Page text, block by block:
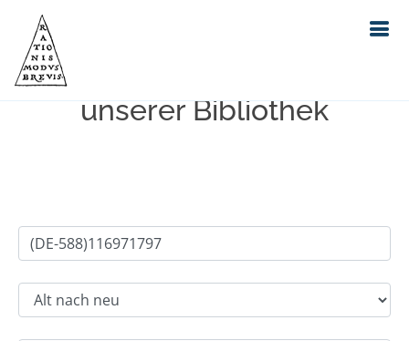
Einfache Suche im Bestand
unserer Bibliothek